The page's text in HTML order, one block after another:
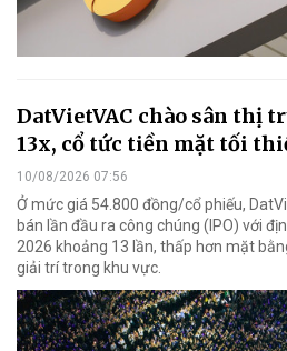
DatVietVAC chào sân thị
13x, cổ tức tiền mặt tối
10/08/2026 07:56
Ở mức giá 54.800 đồng/cổ phiếu,
bán lần đầu ra công chúng (IPO) với
2026 khoảng 13 lần, thấp hơn mặt
giải trí trong khu vực.